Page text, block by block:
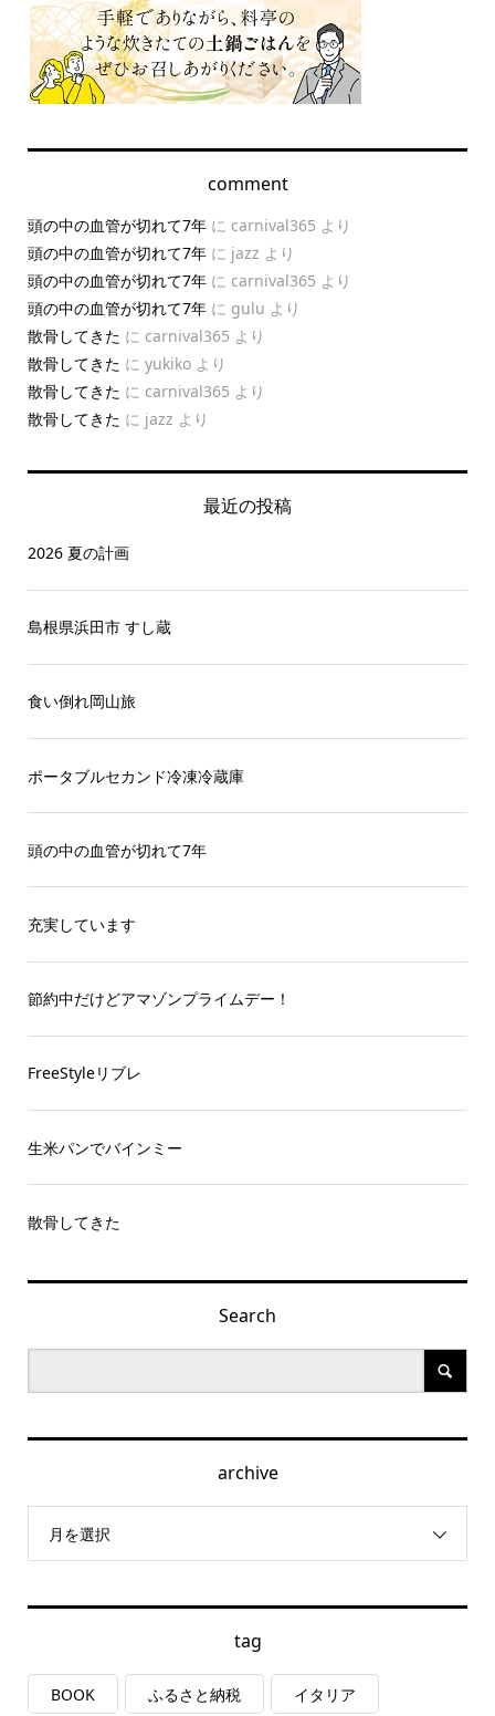
comment
頭の中の血管が切れて7年に carnival365 より
頭の中の血管が切れて7年に jazz より
頭の中の血管が切れて7年に carnival365 より
頭の中の血管が切れて7年に gulu より
散骨してきた に carnival365 より
散骨してきた に yukikoより
散骨してきた に carnival365 より
散骨してきた に jazz より
最近の投稿
2026 夏の計画
島根県浜田市 すし蔵
食い倒れ岡山旅
ポータブルセカンド冷凍冷蔵庫
頭の中の血管が切れて7年
充実しています
節約中だけどアマゾンプライムデー！
FreeStyleリブレ
生米パンでバインミー
散骨してきた
Search
archive
月を選択
tag
BOOK ふるさと納税 イタリア